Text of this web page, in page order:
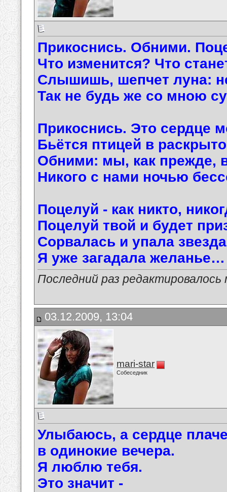
Прикоснись. Обними.
Что изменится? Что
Слышишь, шепчет луна:
Так не будь же со мною
Прикоснись. Это сердце
Бьётся птицей в
Обними: мы, как прежде,
Никого с нами ночью
Поцелуй - как никто,
Поцелуй твой и будет
Сорвалась и упала
Я уже загадала желанье…
Последний раз
03.12.2009, 13:04
mari-star
Собеседник
Улыбаюсь, а сердце
в одинокие вечера.
Я люблю тебя.
Это значит -